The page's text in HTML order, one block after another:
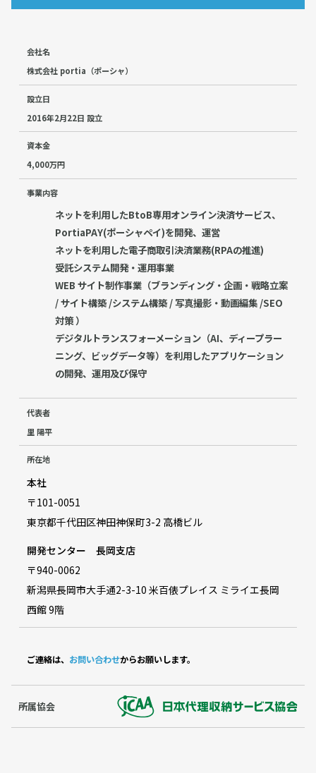
会社名
株式会社 portia（ポーシャ）
設立日
2016年2月22日 設立
資本金
4,000万円
事業内容
ネットを利用したBtoB専用オンライン決済サービス、
PortiaPAY(ポーシャペイ)を開発、運営
ネットを利用した電子商取引決済業務(RPAの推進)
受託システム開発・運用事業
WEB サイト制作事業（ブランディング・企画・戦略立案
/ サイト構築 /システム構築 / 写真撮影・動画編集 /SEO
対策 ）
デジタルトランスフォーメーション（AI、ディープラー
ニング、ビッグデータ等）を利用したアプリケーション
の開発、運用及び保守
代表者
里 陽平
所在地
本社
〒101-0051
東京都千代田区神田神保町3-2 高橋ビル
開発センター 長岡支店
〒940-0062
新潟県長岡市大手通2-3-10 米百俵プレイス ミライエ長岡
西館 9階
ご連絡は、 お問い合わせからお願いします。
所属協会